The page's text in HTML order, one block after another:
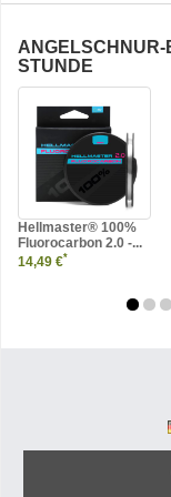
STUNDE
Hellmaster® 100%
Fluorocarbon 2.0 -...
14,49 €*